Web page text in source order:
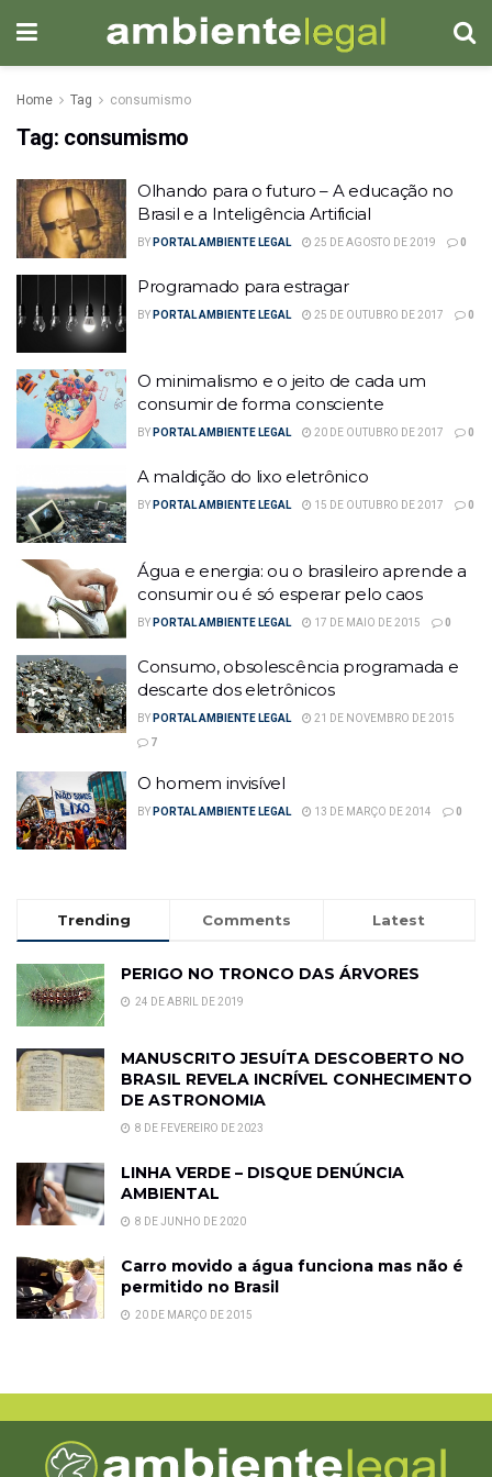
Home Tag consumismo
Tag: consumismo
Olhando para o futuro – A educação no
Brasil e a Inteligência Artificial
BY PORTAL AMBIENTE LEGAL 25 DE AGOSTO DE 2019 0
Programado para estragar
BY PORTAL AMBIENTE LEGAL 25 DE OUTUBRO DE 2017 0
O minimalismo e o jeito de cada um
consumir de forma consciente
BY PORTAL AMBIENTE LEGAL 20 DE OUTUBRO DE 2017 0
A maldição do lixo eletrônico
BY PORTAL AMBIENTE LEGAL 15 DE OUTUBRO DE 2017 0
Água e energia: ou o brasileiro aprende a
consumir ou é só esperar pelo caos
BY PORTAL AMBIENTE LEGAL 17 DE MAIO DE 2015 0
Consumo, obsolescência programada e
descarte dos eletrônicos
BY PORTAL AMBIENTE LEGAL
21 DE NOVEMBRO DE 2015
7
O homem invisível
BY PORTAL AMBIENTE LEGAL 13 DE MARÇO DE 2014 0
Trending Comments Latest
PERIGO NO TRONCO DAS ÁRVORES
24 DE ABRIL DE 2019
MANUSCRITO JESUÍTA DESCOBERTO NO
BRASIL REVELA INCRÍVEL CONHECIMENTO
DE ASTRONOMIA
8 DE FEVEREIRO DE 2023
LINHA VERDE – DISQUE DENÚNCIA
AMBIENTAL
8 DE JUNHO DE 2020
Carro movido a água funciona mas não é
permitido no Brasil
20 DE MARÇO DE 2015